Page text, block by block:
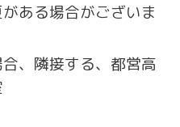
ある場合がございま
、隣接する、都営高